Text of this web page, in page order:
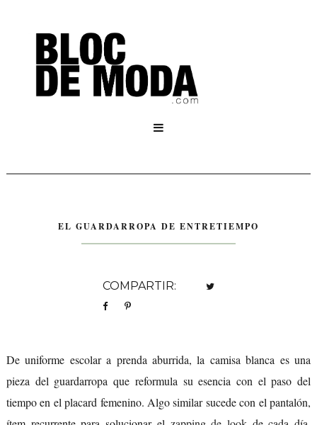

EL GUARDARROPA DE ENTRETIEMPO
COMPARTIR:
De uniforme escolar a prenda aburrida, la camisa blanca es una
pieza del guardarropa que reformula su esencia con el paso del
tiempo en el placard femenino. Algo similar sucede con el pantalón,